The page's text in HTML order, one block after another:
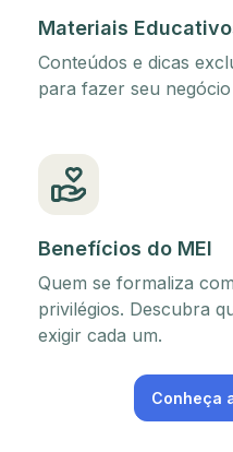
Materiais
Conteúdos e dicas
para fazer seu
Benefícios do MEI
Quem se formaliza
privilégios. Descubra
exigir cada um.
Conheça